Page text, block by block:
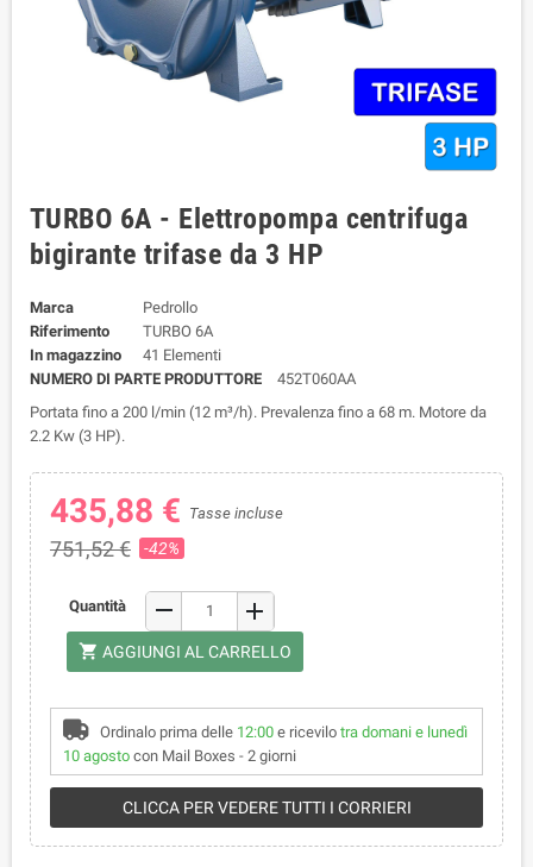
TURBO 6A - Elettropompa centrifuga
bigirante trifase da 3 HP
Marca
Pedrollo
Riferimento
TURBO 6A
In magazzino
41 Elementi
NUMERO DI PARTE PRODUTTORE
452T060AA
Portata fino a 200 l/min (12 m³/h). Prevalenza fino a 68 m. Motore da
2.2 Kw (3 HP).
435,88 € Tasse incluse
751,52 € -42%
Quantità remove add
shopping_cart AGGIUNGI AL CARRELLO
Ordinalo prima delle 12:00e ricevilo tra domani e lunedì
10 agosto con Mail Boxes - 2 giorni
CLICCA PER VEDERE TUTTI I CORRIERI